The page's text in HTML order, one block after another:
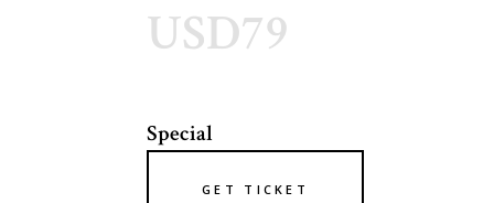
USD79
Special
GET TICKET